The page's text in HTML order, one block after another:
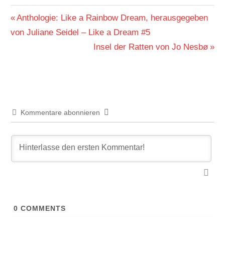
Beitragsnavigation
Vorheriger
Beitrag:
Anthologie: Like a Rainbow Dream, herausgegeben
von Juliane Seidel – Like a Dream #5
Nächster
Insel der Ratten von Jo Nesbø
Kommentare abonnieren
0 COMMENTS